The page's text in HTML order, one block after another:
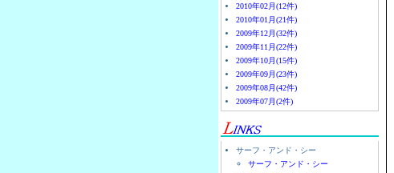
2010年02月(12件)
2010年01月(21件)
2009年12月(32件)
2009年11月(22件)
2009年10月(15件)
2009年09月(23件)
2009年08月(42件)
2009年07月(2件)
サーフ・アンド・シー
サーフ・アンド・シー